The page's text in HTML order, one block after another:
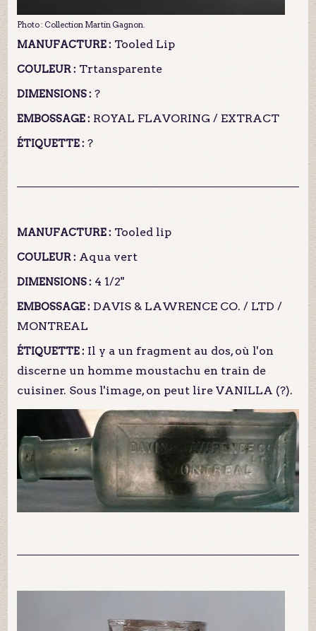
Photo : Collection Martin Gagnon.
MANUFACTURE : Tooled Lip
COULEUR : Trtansparente
DIMENSIONS : ?
EMBOSSAGE : ROYAL FLAVORING / EXTRACT
ÉTIQUETTE : ?
MANUFACTURE : Tooled lip
COULEUR : Aqua vert
DIMENSIONS : 4 1/2"
EMBOSSAGE : DAVIS & LAWRENCE CO. / LTD /
MONTREAL
ÉTIQUETTE : Il y a un fragment au dos, où l'on
discerne un homme moustachu en train de
cuisiner. Sous l'image, on peut lire VANILLA (?).